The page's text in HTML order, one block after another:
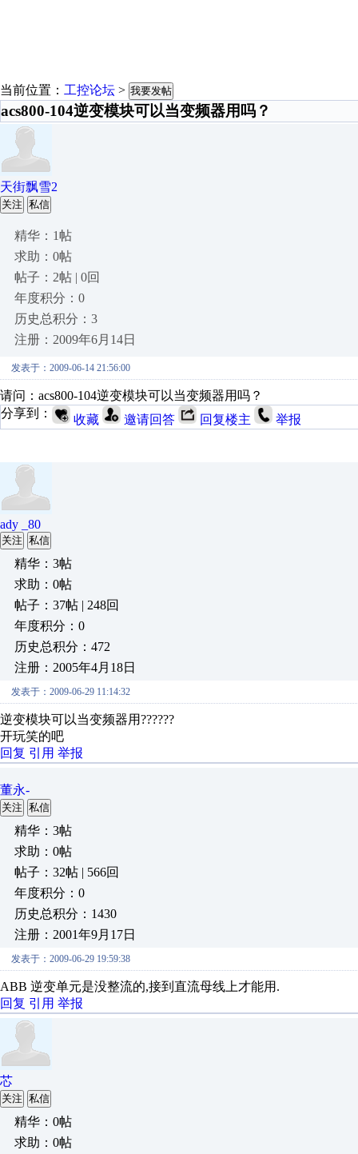
当前位置： 工控论坛 > 我要发帖
acs800-104逆变模块可以当变频器用吗？
天街飘雪2
关注 私信
精华：1帖
求助：0帖
帖子：2帖 | 0回
年度积分：0
历史总积分：3
注册：2009年6月14日
发表于：2009-06-14 21:56:00
请问：acs800-104逆变模块可以当变频器用吗？
分享到：
收藏 邀请回答 回复楼主 举报
ady _80
关注 私信
精华：3帖
求助：0帖
帖子：37帖 | 248回
年度积分：0
历史总积分：472
注册：2005年4月18日
发表于：2009-06-29 11:14:32
逆变模块可以当变频器用??????
开玩笑的吧
回复 引用 举报
董永-
关注 私信
精华：3帖
求助：0帖
帖子：32帖 | 566回
年度积分：0
历史总积分：1430
注册：2001年9月17日
发表于：2009-06-29 19:59:38
ABB 逆变单元是没整流的,接到直流母线上才能用.
回复 引用 举报
芯
关注 私信
精华：0帖
求助：0帖